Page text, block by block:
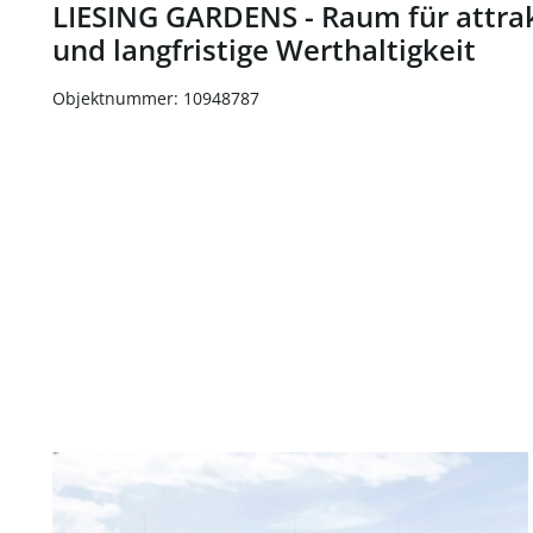
LIESING GARDENS - Raum für
und langfristige Werthaltigkeit
Objektnummer: 10948787